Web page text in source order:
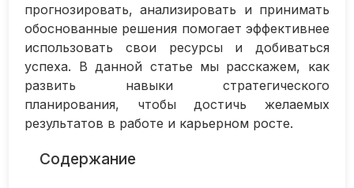
прогнозировать, анализировать и принимать
обоснованные решения помогает эффективнее
использовать свои ресурсы и добиваться
успеха. В данной статье мы расскажем, как
развить навыки стратегического
планирования, чтобы достичь желаемых
результатов в работе и карьерном росте.
Содержание